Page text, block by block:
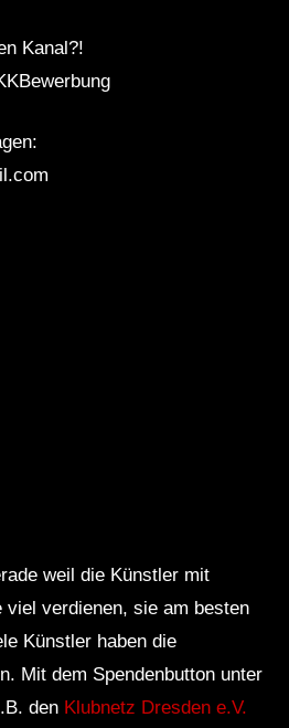
ZAHNI LIVE SET –
| [HD]
TREIBT MICH AN • [S.M] •
– Pitch War_ |
| [HD]
Kanal?!
weil die Künstler mit
viel verdienen, sie am besten
Künstler haben die
Mit dem Spendenbutton unter
den Klubnetz Dresden e.V.